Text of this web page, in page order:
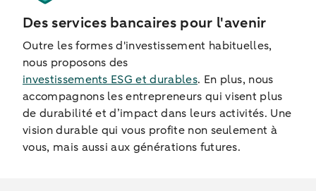
Des services bancaires pour l'avenir
Outre les formes d'investissement habituelles,
nous proposons des
investissements ESG et durables. En plus, nous
accompagnons les entrepreneurs qui visent plus
de durabilité et d’impact dans leurs activités. Une
vision durable qui vous profite non seulement à
vous, mais aussi aux générations futures.